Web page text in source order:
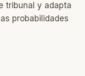
tribunal y adapta
probabilidades